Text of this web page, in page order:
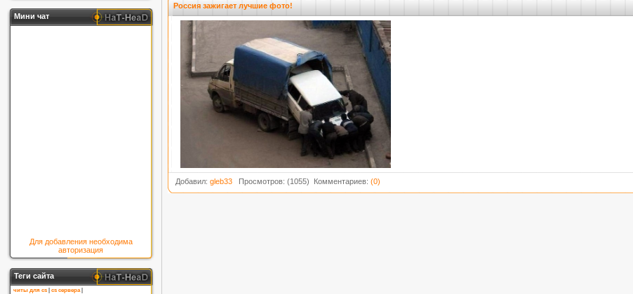
Мини чат
Для добавления необходима
авторизация
Теги сайта
читы для cs cs сервера|
Россия зажигает лучшие фото!
Добавил: gleb33 Просмотров: (1055) Комментариев: (0)